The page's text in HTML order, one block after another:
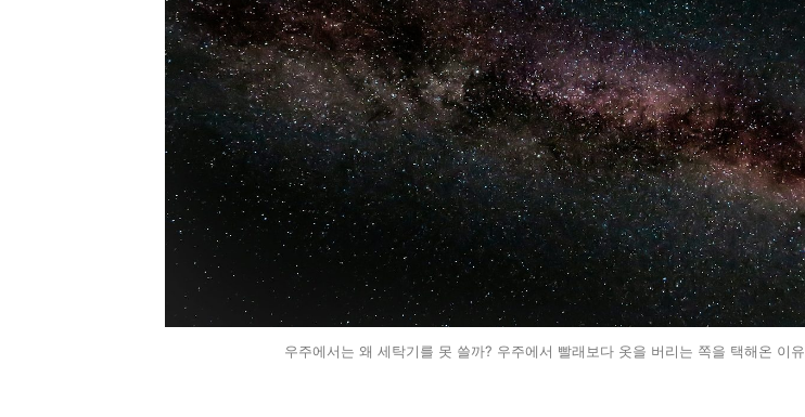
우주에서는 왜 세탁기를 못 쓸까? 우주에서 빨래보다 옷을 버리는 쪽을 택해온 이유